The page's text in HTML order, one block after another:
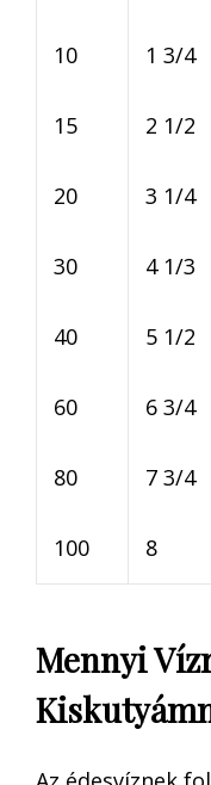
10 1 3/4
15 2 1/2
20 3 1/4
30 4 1/3
40 5 1/2
60 6 3/4
80 7 3/4
100 8
Mennyi